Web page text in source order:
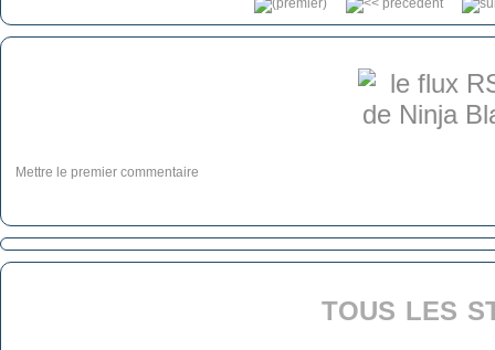
Mettre le premier commentaire
tous les